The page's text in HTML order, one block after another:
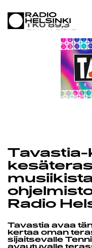
ON-
Tavastia-
Radio
Tavastia avaa
kertaa oman
sijaitsevalle